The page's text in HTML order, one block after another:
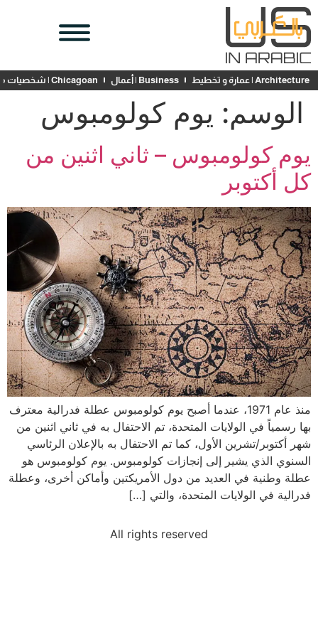
Architecture | عمارة و تخطيط Business | أعمال Chicagoan | شخصيات محلية
الوسم: يوم كولومبوس
يوم كولومبوس – ثاني اثنين من
كل أكتوبر
منذ عام 1971، عندما أصبح يوم كولومبوس عطلة فدرالية معترف
بها رسمياً في الولايات المتحدة، تم الاحتفال به في ثاني اثنين من
شهر أكتوبر/تشرين الأول، كما تم الاحتفال به بالإعلان الرئاسي
السنوي الذي يشير إلى إنجازات كولومبوس. يوم كولومبوس هو
عطلة وطنية في العديد من دول الأمريكتين وأماكن أخرى، وعطلة
فدرالية في الولايات المتحدة، والتي […]
All rights reserved